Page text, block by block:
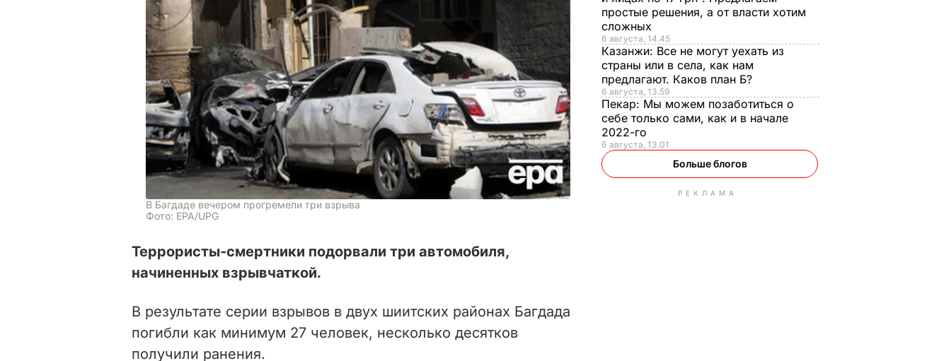
В Багдаде вечером прогремели три взрыва
Фото: EPA/UPG
Террористы-смертники подорвали три автомобиля,
начиненных взрывчаткой.
В результате серии взрывов в двух шиитских районах Багдада
погибли как минимум 27 человек, несколько десятков
получили ранения.
простые решения, а от власти хотим
сложных
6 августа, 14.45
Казанжи: Все не могут уехать из
страны или в села, как нам
предлагают. Каков план Б?
6 августа, 13.59
Пекар: Мы можем позаботиться о
себе только сами, как и в начале
2022-го
6 августа, 13.01
Больше блогов
РЕКЛАМА